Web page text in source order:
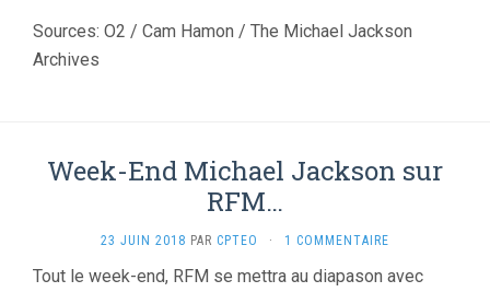
Sources: O2 / Cam Hamon‎ / The Michael Jackson
Archives
Week-End Michael Jackson sur
RFM…
23 JUIN 2018 PAR CPTEO · 1 COMMENTAIRE
Tout le week-end, RFM se mettra au diapason avec